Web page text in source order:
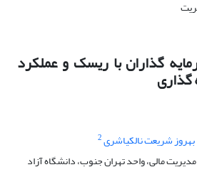
گذاران با ریسک و عملکرد
بهروز شریعت نالکیاشری2
مالی، واحد تهران جنوب، دانشگاه آزاد